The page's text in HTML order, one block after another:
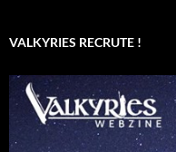
VALKYRIES RECRUTE !